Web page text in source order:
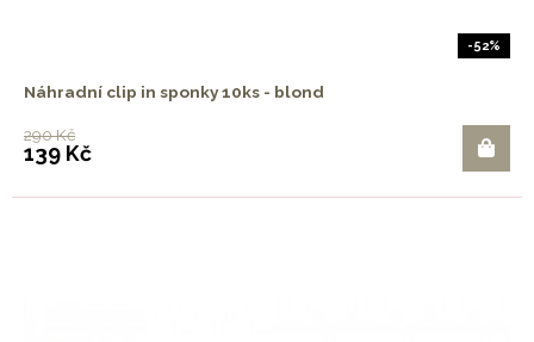
-52%
Náhradní clip in sponky 10ks - blond
290 Kč
139 Kč